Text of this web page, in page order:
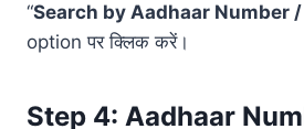
“Search by Aadhaar Number /
option पर क्लिक करें।
Step 4: Aadhaar